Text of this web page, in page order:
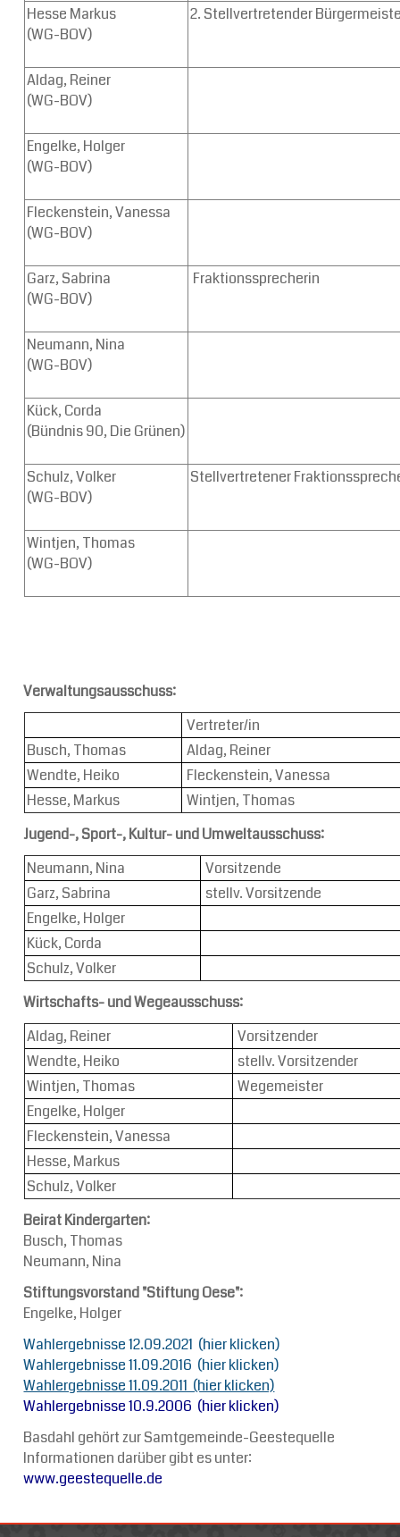
Hesse Markus
(WG-BOV)
2. Stellvertretender
Aldag, Reiner
(WG-BOV)
Engelke, Holger
(WG-BOV)
Fleckenstein, Vanessa
(WG-BOV)
Garz, Sabrina
(WG-BOV)
Fraktionssprecherin
Neumann, Nina
(WG-BOV)
Kück, Corda
(Bündnis 90, Die Grünen)
Schulz, Volker
(WG-BOV)
Stellvertretener
Wintjen, Thomas
(WG-BOV)
Verwaltungsausschuss:
Vertreter/in
Busch, Thomas
Aldag, Reiner
Wendte, Heiko
Fleckenstein, Vanessa
Hesse, Markus
Wintjen, Thomas
Jugend-, Sport-, Kultur- und Umweltausschuss:
Neumann, Nina
Vorsitzende
Garz, Sabrina
stellv. Vorsitzende
Engelke, Holger
Kück, Corda
Schulz, Volker
Wirtschafts- und Wegeausschuss:
Aldag, Reiner
Vorsitzender
Wendte, Heiko
stellv. Vorsitzender
Wintjen, Thomas
Wegemeister
Engelke, Holger
Fleckenstein, Vanessa
Hesse, Markus
Schulz, Volker
Beirat Kindergarten:
Busch, Thomas
Neumann, Nina
Stiftungsvorstand "Stiftung Oese":
Engelke, Holger
Wahlergebnisse 12.09.2021 (hier klicken)
Wahlergebnisse 11.09.2016 (hier klicken)
Wahlergebnisse 11.09.2011 (hier klicken)
Wahlergebnisse 10.9.2006 (hier klicken)
Basdahl gehört zur Samtgemeinde-Geestequelle
Informationen darüber gibt es unter:
www.geestequelle.de